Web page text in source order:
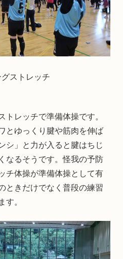
ストレッチ
レッチで準備体操です。
とゆっくり腱や筋肉を伸ば
シ」と力が入ると腱はちじ
なるそうです。怪我の予防
チ体操が準備体操として有
ときだけでなく普段の練習
。